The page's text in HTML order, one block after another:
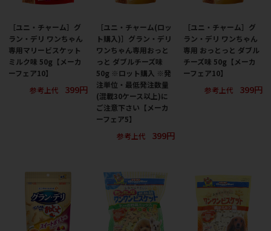
［ユニ・チャーム］グ
ラン・デリ ワンちゃん
専用マリービスケット
ミルク味 50g【メーカ
ーフェア10】
参考上代
399円
［ユニ・チャーム(ロッ
ト購入)］グラン・デリ
ワンちゃん専用おっと
っと ダブルチーズ味
50g ※ロット購入 ※発
注単位・最低発注数量
(混載30ケース以上)に
ご注意下さい【メーカ
ーフェア5】
参考上代
399円
［ユニ・チャーム］グ
ラン・デリ ワンちゃん
専用 おっとっと ダブル
チーズ味 50g【メーカ
ーフェア10】
参考上代
399円